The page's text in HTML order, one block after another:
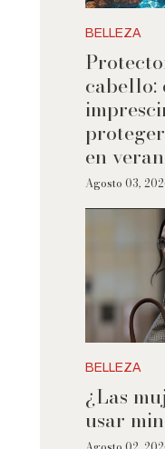
BELLEZA
cabello:
en
Agosto 03,
BELLEZA
¿Las
usar